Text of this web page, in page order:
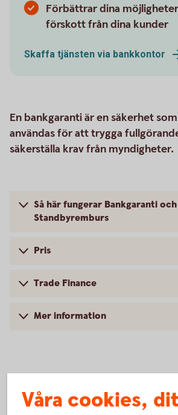
Förbättrar dina
förskott från dina kunder
Skaffa tjänsten via bankkontor
En bankgaranti är en säkerhet
användas för att trygga
säkerställa krav från myndigheter.
Så här fungerar Bankgaranti och
Standbyremburs
Pris
Trade Finance
Mer information
Vanliga frågor och svar
Våra cookies,